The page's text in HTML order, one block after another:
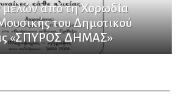
μελών από τη Χορωδία
του Δημοτικού
«ΣΠΥΡΟΣ ΔΗΜΑΣ»